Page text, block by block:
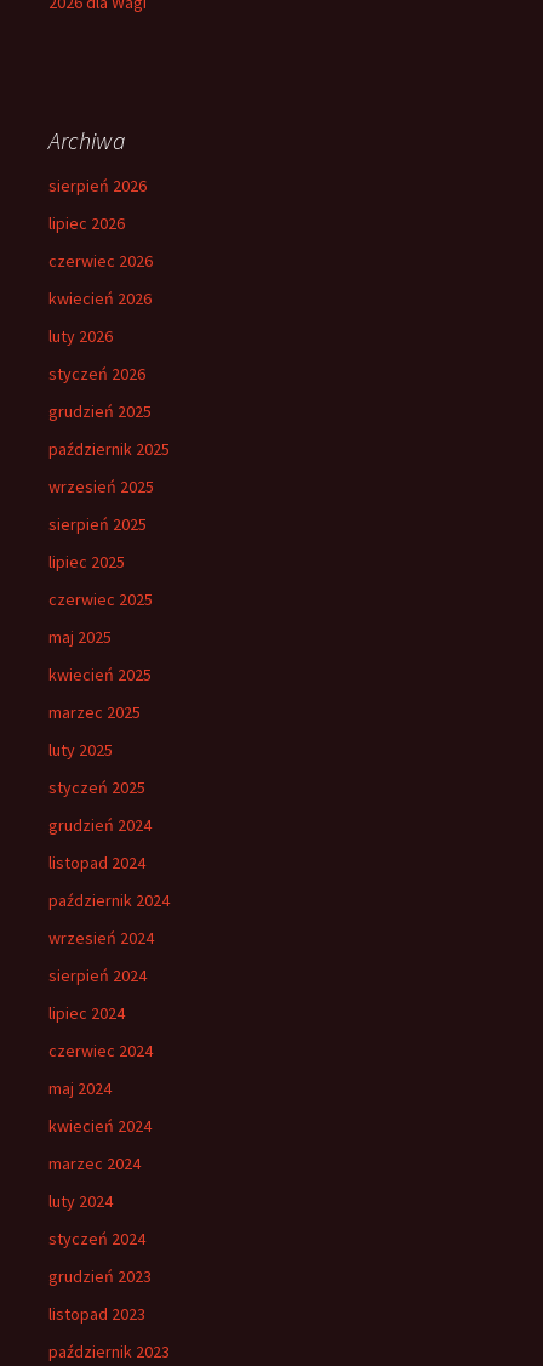
Archiwa
sierpień 2026
lipiec 2026
czerwiec 2026
kwiecień 2026
luty 2026
styczeń 2026
grudzień 2025
październik 2025
wrzesień 2025
sierpień 2025
lipiec 2025
czerwiec 2025
maj 2025
kwiecień 2025
marzec 2025
luty 2025
styczeń 2025
grudzień 2024
listopad 2024
październik 2024
wrzesień 2024
sierpień 2024
lipiec 2024
czerwiec 2024
maj 2024
kwiecień 2024
marzec 2024
luty 2024
styczeń 2024
grudzień 2023
listopad 2023
październik 2023